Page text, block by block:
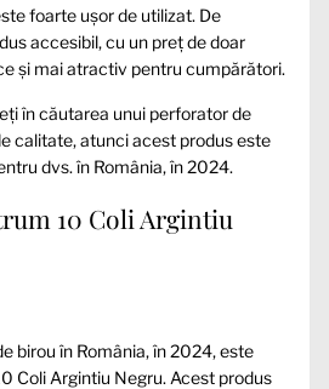
foarte ușor de utilizat. De
accesibil, cu un preț de doar
și mai atractiv pentru cumpărători.
în căutarea unui perforator de
calitate, atunci acest produs este
dvs. în România, în 2024.
10 Coli Argintiu
birou în România, în 2024, este
Coli Argintiu Negru. Acest produs